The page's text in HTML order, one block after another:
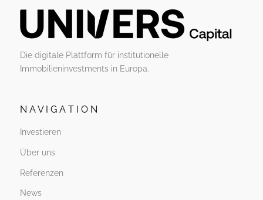
Die digitale Plattform für institutionelle
Immobilieninvestments in Europa.
N A V I G A T I O N
Investieren
Über uns
Referenzen
News